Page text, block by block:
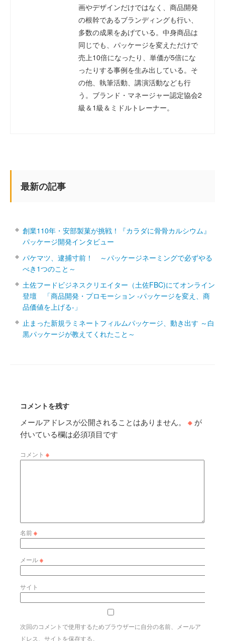
画やデザインだけではなく、商品開発
の根幹であるブランディングも行い、
多数の成果をあげている。中身商品は
同じでも、パッケージを変えただけで
売上10倍になったり、単価が5倍にな
ったりする事例を生み出している。そ
の他、執筆活動、講演活動なども行
う。ブランド・マネージャー認定協会2
級＆1級＆ミドルトレーナー。
最新の記事
創業110年・安部製菓が挑戦！『カラダに骨骨カルシウム』
パッケージ開発インタビュー
パケマツ、逮捕寸前！ ～パッケージネーミングで必ずやる
べき1つのこと～
土佐フードビジネスクリエイター（土佐FBC)にてオンライン
登壇 「商品開発・プロモーション ‐パッケージを変え、商
品価値を上げる‐」
止まった新規ラミネートフィルムパッケージ、動き出す ～白
黒パッケージが教えてくれたこと～
コメントを残す
メールアドレスが公開されることはありません。 ※ が
付いている欄は必須項目です
コメント ※
名前※
メール※
サイト
次回のコメントで使用するためブラウザーに自分の名前、メールア
ドレス、サイトを保存する。